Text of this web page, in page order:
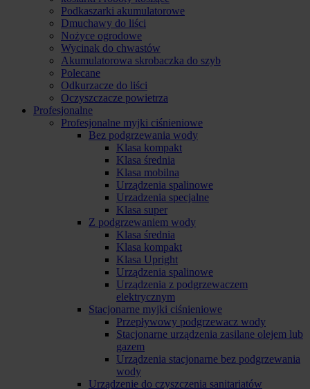
Podkaszarki akumulatorowe
Dmuchawy do liści
Nożyce ogrodowe
Wycinak do chwastów
Akumulatorowa skrobaczka do szyb
Polecane
Odkurzacze do liści
Oczyszczacze powietrza
Profesjonalne
Profesjonalne myjki ciśnieniowe
Bez podgrzewania wody
Klasa kompakt
Klasa średnia
Klasa mobilna
Urządzenia spalinowe
Urzadzenia specjalne
Klasa super
Z podgrzewaniem wody
Klasa średnia
Klasa kompakt
Klasa Upright
Urządzenia spalinowe
Urządzenia z podgrzewaczem
elektrycznym
Stacjonarne myjki ciśnieniowe
Przepływowy podgrzewacz wody
Stacjonarne urządzenia zasilane olejem lub
gazem
Urządzenia stacjonarne bez podgrzewania
wody
Urządzenie do czyszczenia sanitariatów